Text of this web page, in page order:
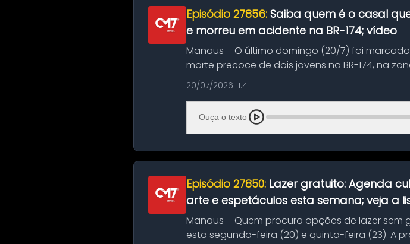
Episódio 27856: Saiba quem é o casal
e morreu em acidente na BR-174; vídeo
Manaus – O último domingo (20/7) foi
morte precoce de dois jovens na BR-174, na
típico café regio...
20/07/2026 11:41
Ouça o texto
Episódio 27850: Lazer gratuito: Agenda
arte e espetáculos esta semana; veja a
Manaus – Quem procura opções de lazer
esta segunda-feira (20) e quinta-feira (23). A